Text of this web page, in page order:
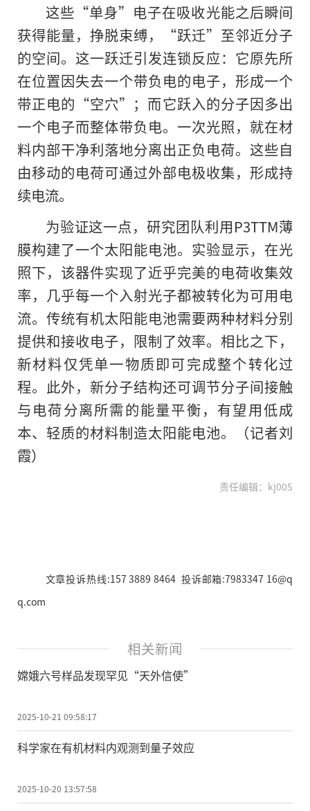
这些“单身”电子在吸收光能之后瞬间
获得能量，挣脱束缚，“跃迁”至邻近分子
的空间。这一跃迁引发连锁反应：它原先所
在位置因失去一个带负电的电子，形成一个
带正电的“空穴”；而它跃入的分子因多出
一个电子而整体带负电。一次光照，就在材
料内部干净利落地分离出正负电荷。这些自
由移动的电荷可通过外部电极收集，形成持
续电流。
为验证这一点，研究团队利用P3TTM薄
膜构建了一个太阳能电池。实验显示，在光
照下，该器件实现了近乎完美的电荷收集效
率，几乎每一个入射光子都被转化为可用电
流。传统有机太阳能电池需要两种材料分别
提供和接收电子，限制了效率。相比之下，
新材料仅凭单一物质即可完成整个转化过
程。此外，新分子结构还可调节分子间接触
与电荷分离所需的能量平衡，有望用低成
本、轻质的材料制造太阳能电池。
（记者刘
霞）
责任编辑：kj005
文章投诉热线:157 3889 8464 投诉邮箱:7983347 16@q
q.com
相关新闻
嫦娥六号样品发现罕见“天外信使”
2025-10-21 09:58:17
科学家在有机材料内观测到量子效应
2025-10-20 13:57:58